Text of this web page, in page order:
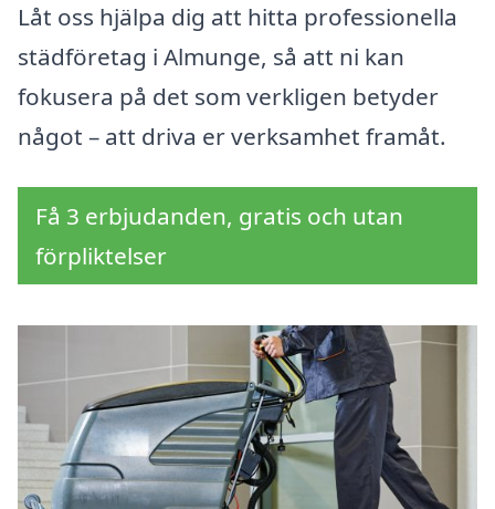
Låt oss hjälpa dig att hitta professionella
städföretag i Almunge, så att ni kan
fokusera på det som verkligen betyder
något – att driva er verksamhet framåt.
Få 3 erbjudanden, gratis och utan
förpliktelser